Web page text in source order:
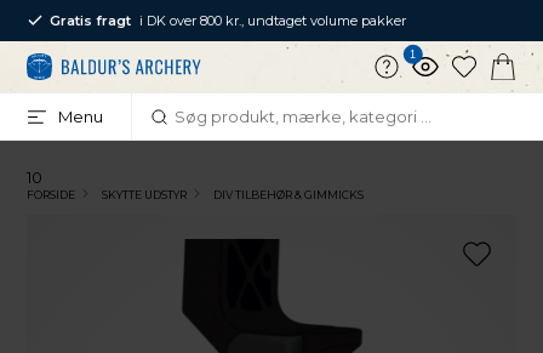
Gratis fragt i DK over 800 kr., undtaget volume pakker
1
Menu
10
FORSIDE SKYTTE UDSTYR DIV TILBEHØR & GIMMICKS